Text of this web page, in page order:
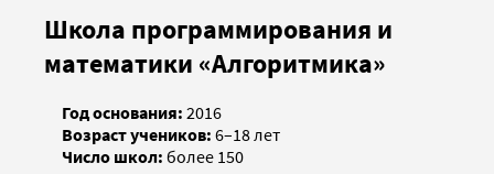
Школа программирования и
математики «Алгоритмика»
Год основания: 2016
Возраст учеников: 6–18 лет
Число школ: более 150